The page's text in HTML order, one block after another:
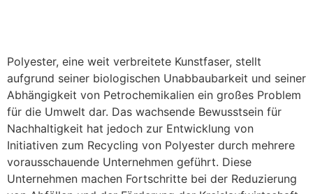
Polyester, eine weit verbreitete Kunstfaser, stellt
aufgrund seiner biologischen Unabbaubarkeit und seiner
Abhängigkeit von Petrochemikalien ein großes Problem
für die Umwelt dar. Das wachsende Bewusstsein für
Nachhaltigkeit hat jedoch zur Entwicklung von
Initiativen zum Recycling von Polyester durch mehrere
vorausschauende Unternehmen geführt. Diese
Unternehmen machen Fortschritte bei der Reduzierung